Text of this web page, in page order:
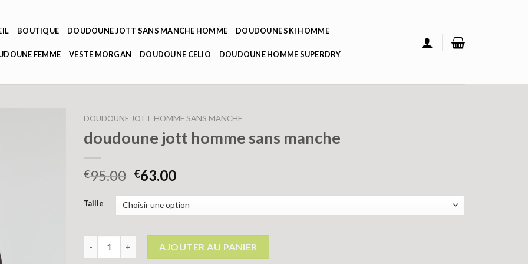
BOUTIQUE DOUDOUNE JOTT SANS MANCHE HOMME DOUDOUNE SKI HOMME
FEMME VESTE MORGAN DOUDOUNE CELIO DOUDOUNE HOMME SUPERDRY
DOUDOUNE JOTT HOMME SANS MANCHE
doudoune jott homme sans manche
€95.00 €63.00
Taille
AJOUTER AU PANIER